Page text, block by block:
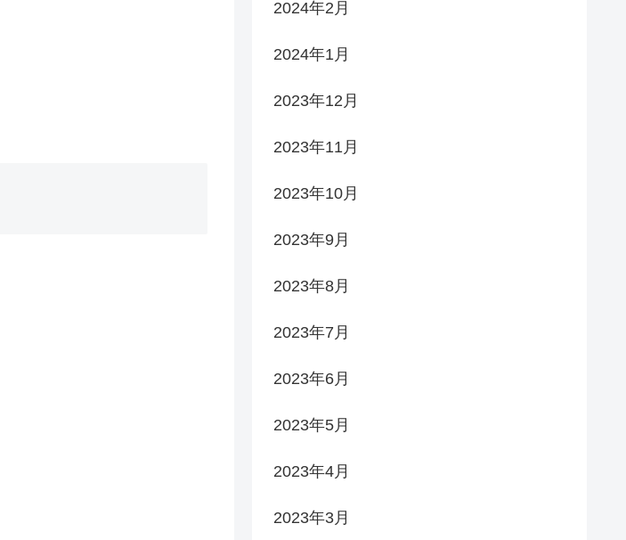
2024年2月
2024年1月
2023年12月
2023年11月
2023年10月
2023年9月
2023年8月
2023年7月
2023年6月
2023年5月
2023年4月
2023年3月